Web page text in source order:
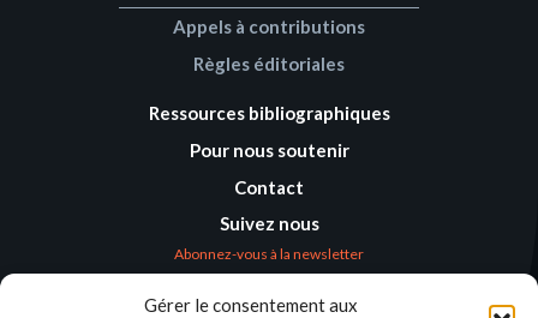
Gérer le consentement aux
Appels à contributions
Règles éditoriales
Ressources bibliographiques
Pour nous soutenir
Contact
Suivez nous
Abonnez-vous à la newsletter